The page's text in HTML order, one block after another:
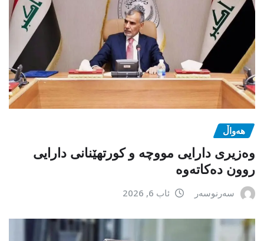
هەواڵ
وەزیری دارایی مووچە و کورتهێنانی دارایی
روون دەکاتەوە
سەرنوسەر ئاب 6, 2026